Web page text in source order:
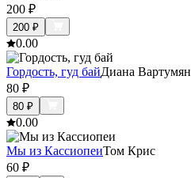
200 ₽
200 ₽
0.00
Гордость, гуд байДиана Вартумян
80 ₽
80 ₽
0.00
Мы из КассиопеиТом Крис
60 ₽